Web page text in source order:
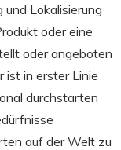
und Lokalisierung
oder eine
oder angeboten
ist in erster Linie
durchstarten
auf der Welt zu